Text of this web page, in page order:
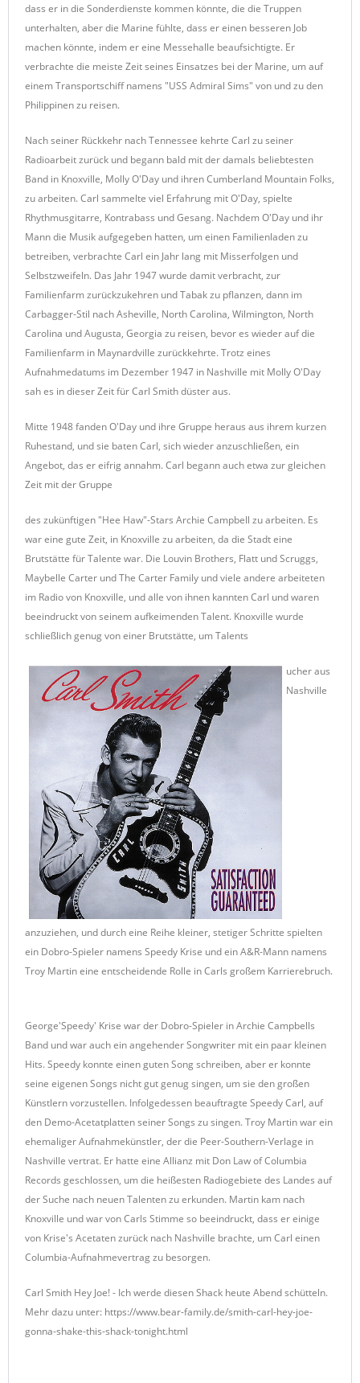
dass er in die Sonderdienste kommen könnte, die die Truppen
unterhalten, aber die Marine fühlte, dass er einen besseren Job
machen könnte, indem er eine Messehalle beaufsichtigte. Er
verbrachte die meiste Zeit seines Einsatzes bei der Marine, um auf
einem Transportschiff namens "USS Admiral Sims" von und zu den
Philippinen zu reisen.
Nach seiner Rückkehr nach Tennessee kehrte Carl zu seiner
Radioarbeit zurück und begann bald mit der damals beliebtesten
Band in Knoxville, Molly O'Day und ihren Cumberland Mountain Folks,
zu arbeiten. Carl sammelte viel Erfahrung mit O'Day, spielte
Rhythmusgitarre, Kontrabass und Gesang. Nachdem O'Day und ihr
Mann die Musik aufgegeben hatten, um einen Familienladen zu
betreiben, verbrachte Carl ein Jahr lang mit Misserfolgen und
Selbstzweifeln. Das Jahr 1947 wurde damit verbracht, zur
Familienfarm zurückzukehren und Tabak zu pflanzen, dann im
Carbagger-Stil nach Asheville, North Carolina, Wilmington, North
Carolina und Augusta, Georgia zu reisen, bevor es wieder auf die
Familienfarm in Maynardville zurückkehrte. Trotz eines
Aufnahmedatums im Dezember 1947 in Nashville mit Molly O'Day
sah es in dieser Zeit für Carl Smith düster aus.
Mitte 1948 fanden O'Day und ihre Gruppe heraus aus ihrem kurzen
Ruhestand, und sie baten Carl, sich wieder anzuschließen, ein
Angebot, das er eifrig annahm. Carl begann auch etwa zur gleichen
Zeit mit der Gruppe
des zukünftigen "Hee Haw"-Stars Archie Campbell zu arbeiten. Es
war eine gute Zeit, in Knoxville zu arbeiten, da die Stadt eine
Brutstätte für Talente war. Die Louvin Brothers, Flatt und Scruggs,
Maybelle Carter und The Carter Family und viele andere arbeiteten
im Radio von Knoxville, und alle von ihnen kannten Carl und waren
beeindruckt von seinem aufkeimenden Talent. Knoxville wurde
schließlich genug von einer Brutstätte, um Talents
ucher aus
Nashville
anzuziehen, und durch eine Reihe kleiner, stetiger Schritte spielten
ein Dobro-Spieler namens Speedy Krise und ein A&R-Mann namens
Troy Martin eine entscheidende Rolle in Carls großem Karrierebruch.
George'Speedy' Krise war der Dobro-Spieler in Archie Campbells
Band und war auch ein angehender Songwriter mit ein paar kleinen
Hits. Speedy konnte einen guten Song schreiben, aber er konnte
seine eigenen Songs nicht gut genug singen, um sie den großen
Künstlern vorzustellen. Infolgedessen beauftragte Speedy Carl, auf
den Demo-Acetatplatten seiner Songs zu singen. Troy Martin war ein
ehemaliger Aufnahmekünstler, der die Peer-Southern-Verlage in
Nashville vertrat. Er hatte eine Allianz mit Don Law of Columbia
Records geschlossen, um die heißesten Radiogebiete des Landes auf
der Suche nach neuen Talenten zu erkunden. Martin kam nach
Knoxville und war von Carls Stimme so beeindruckt, dass er einige
von Krise's Acetaten zurück nach Nashville brachte, um Carl einen
Columbia-Aufnahmevertrag zu besorgen.
Carl Smith Hey Joe! - Ich werde diesen Shack heute Abend schütteln.
Mehr dazu unter: https://www.bear-family.de/smith-carl-hey-joe-
gonna-shake-this-shack-tonight.html